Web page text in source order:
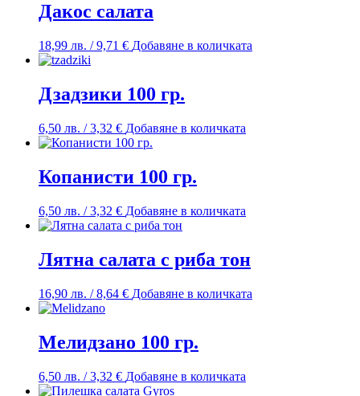
Дакос салата
18,99 лв. / 9,71 € Добавяне в количката
Дзадзики 100 гр.
6,50 лв. / 3,32 € Добавяне в количката
Копанисти 100 гр.
6,50 лв. / 3,32 € Добавяне в количката
Лятна салата с риба тон
16,90 лв. / 8,64 € Добавяне в количката
Мелидзано 100 гр.
6,50 лв. / 3,32 € Добавяне в количката